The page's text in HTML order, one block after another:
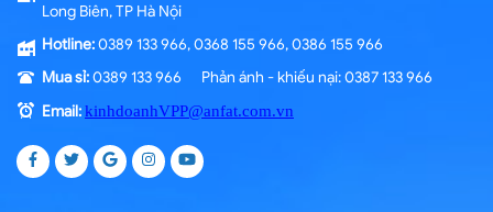
Long Biên, TP Hà Nội
Hotline:0389 133 966, 0368 155 966, 0386 155 966
Mua sỉ:0389 133 966 Phản ánh - khiếu nại: 0387 133 966
Email:kinhdoanhVPP@anfat.com.vn